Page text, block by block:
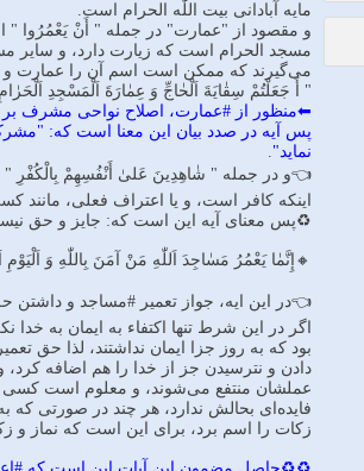
مايه آبادانى بيت اللّٰه الحرام است.
و مقصود از "عمارت" در جمله " أَنْ يَعْمُرُوا "
مسجد الحرام است كه زيارت دارد، و ساير
مى‌گيرند كه ممكن است اسم آن را عمارت و
" أَ جَعَلْتُمْ سِقٰايَةَ اَلْحٰاجِّ وَ عِمٰارَةَ اَلْمَسْجِدِ
⬅منظور از #عمارت، اصلاح نواحى مشرف بر
پس آيه در صدد بيان اين معنا است كه:
نمايد".
👈و در جمله " شٰاهِدِينَ عَلىٰ أَنْفُسِهِمْ بِالْكُفْرِ
اينكه كافر است، و يا اعتراف فعلى،
♻پس معناى آيه اين است كه: جايز و حق
🔸إِنَّمٰا يَعْمُرُ مَسٰاجِدَ اَللّٰهِ مَنْ آمَنَ بِاللّٰهِ وَ اَلْيَوْمِ
👈در اين ايه، جواز تعمير #مساجد و داشتن
اگر در اين شرط تنها اكتفاء به ايمان به
بود كه به روز جزا ايمان نداشتند، لذا حق
دادن و نترسيدن جز از خدا را هم اضافه كرد،
عملشان منتفع مى‌شوند، و معلوم است كسى كه
فايده‌اى بحالش ندارد، هر چند در صورتى كه
زكات را اسم برد، براى اين است كه نماز و